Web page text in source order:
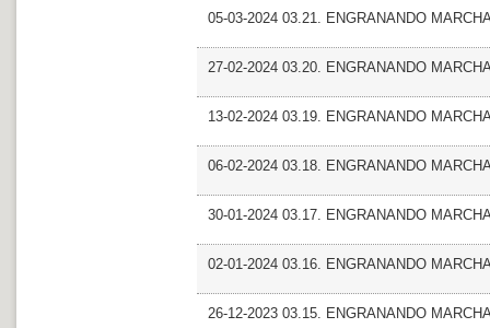
05-03-2024 03.21. ENGRANANDO
27-02-2024 03.20. ENGRANANDO
13-02-2024 03.19. ENGRANANDO
06-02-2024 03.18. ENGRANANDO
30-01-2024 03.17. ENGRANANDO
02-01-2024 03.16. ENGRANANDO
26-12-2023 03.15. ENGRANANDO